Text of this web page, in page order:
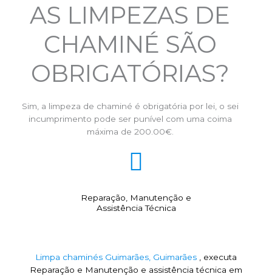
AS LIMPEZAS DE
CHAMINÉ SÃO
OBRIGATÓRIAS?
Sim, a limpeza de chaminé é obrigatória por lei, o sei
incumprimento pode ser punível com uma coima
máxima de 200.00€.
Reparação, Manutenção e
Assistência Técnica
Limpa chaminés Guimarães, Guimarães , executa
Reparação e Manutenção e assistência técnica em